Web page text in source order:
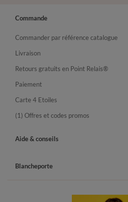
Commande
Commander par référence catalogue
Livraison
Retours gratuits en Point Relais®
Paiement
Carte 4 Etoiles
(1) Offres et codes promos
Aide & conseils
Blancheporte